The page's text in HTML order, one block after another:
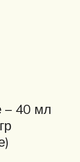
– 40 мл